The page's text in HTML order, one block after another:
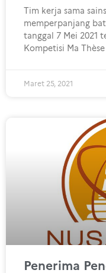
Tim kerja sama
memperpanjang
tanggal 7 Mei 2021
Kompetisi Ma
Maret 25, 2021
Penerima